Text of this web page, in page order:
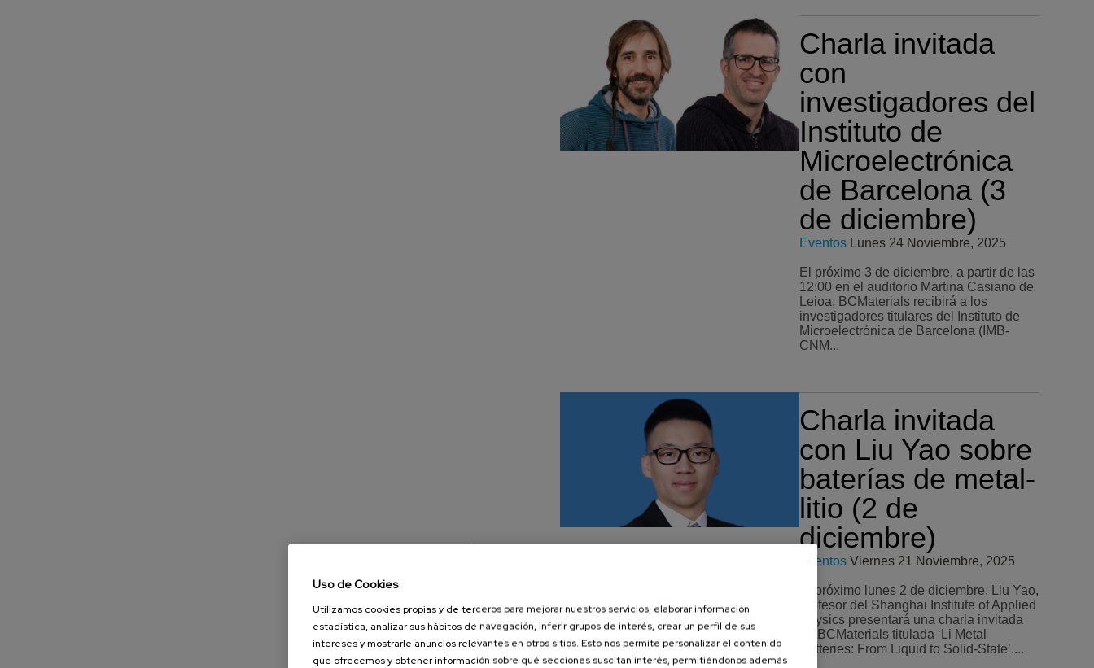
Charla invitada
con
investigadores del
Instituto de
Microelectrónica
de Barcelona (3
de diciembre)
Eventos Lunes 24 Noviembre, 2025
El próximo 3 de diciembre, a partir de las
12:00 en el auditorio Martina Casiano de
Leioa, BCMaterials recibirá a los
investigadores titulares del Instituto de
Microelectrónica de Barcelona (IMB-
CNM...
Charla invitada
con Liu Yao sobre
baterías de metal-
litio (2 de
diciembre)
Eventos Viernes 21 Noviembre, 2025
El próximo lunes 2 de diciembre, Liu Yao,
profesor del Shanghai Institute of Applied
Physics presentará una charla invitada
en BCMaterials titulada ‘Li Metal
Batteries: From Liquid to Solid-State’....
Uso de Cookies
Utilizamos cookies propias y de terceros para mejorar nuestros servicios, elaborar información
estadística, analizar sus hábitos de navegación, inferir grupos de interés, crear un perfil de sus
intereses y mostrarle anuncios relevantes en otros sitios. Esto nos permite personalizar el contenido
que ofrecemos y obtener información sobre qué secciones suscitan interés, permitiéndonos además